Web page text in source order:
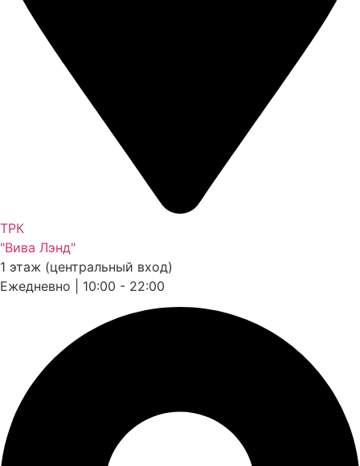
ТРК
"Вива Лэнд"
1 этаж (центральный вход)
Ежедневно | 10:00 - 22:00